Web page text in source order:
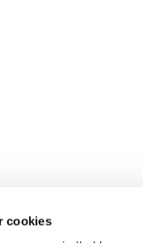
cookies